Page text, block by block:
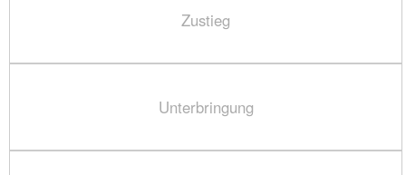
Zustieg
Unterbringung